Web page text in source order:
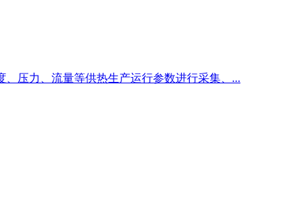
压力、流量等供热生产运行参数进行采集、...